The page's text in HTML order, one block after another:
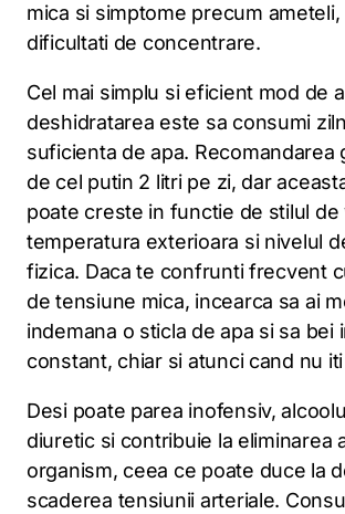
mica si simptome precum
dificultati de concentrare.
Cel mai simplu si eficient mod de
deshidratarea este sa consumi
suficienta de apa. Recomandarea
de cel putin 2 litri pe zi, dar
poate creste in functie de stilul de
temperatura exterioara si nivelul
fizica. Daca te confrunti frecvent
de tensiune mica, incearca sa ai
indemana o sticla de apa si sa bei
constant, chiar si atunci cand nu
Desi poate parea inofensiv,
diuretic si contribuie la eliminarea
organism, ceea ce poate duce la
scaderea tensiunii arteriale.